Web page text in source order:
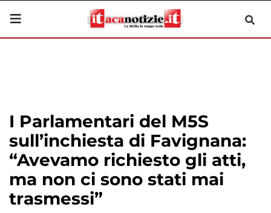
I Parlamentari del M5S
sull’inchiesta di Favignana:
“Avevamo richiesto gli atti,
ma non ci sono stati mai
trasmessi”